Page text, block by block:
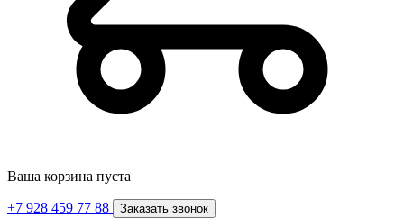
Ваша корзина пуста
+7 928 459 77 88 Заказать звонок